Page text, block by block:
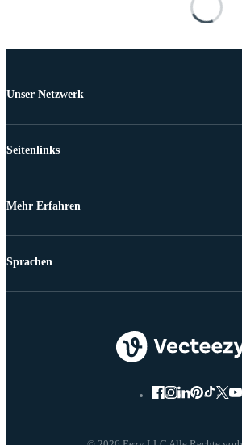
Unser Netzwerk
Seitenlinks
Mehr Erfahren
Sprachen